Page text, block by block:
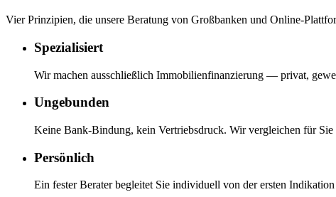
Vier Prinzipien, die unsere Beratung von Großbanken und Online-
Spezialisiert
Wir machen ausschließlich Immobilienfinanzierung — privat,
Ungebunden
Keine Bank-Bindung, kein Vertriebsdruck. Wir vergleichen für Sie
Persönlich
Ein fester Berater begleitet Sie individuell von der ersten